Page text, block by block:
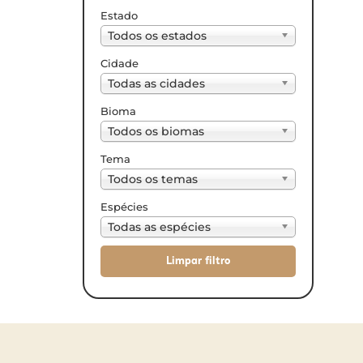
Estado
Todos os estados
Cidade
Todas as cidades
Bioma
Todos os biomas
Tema
Todos os temas
Espécies
Todas as espécies